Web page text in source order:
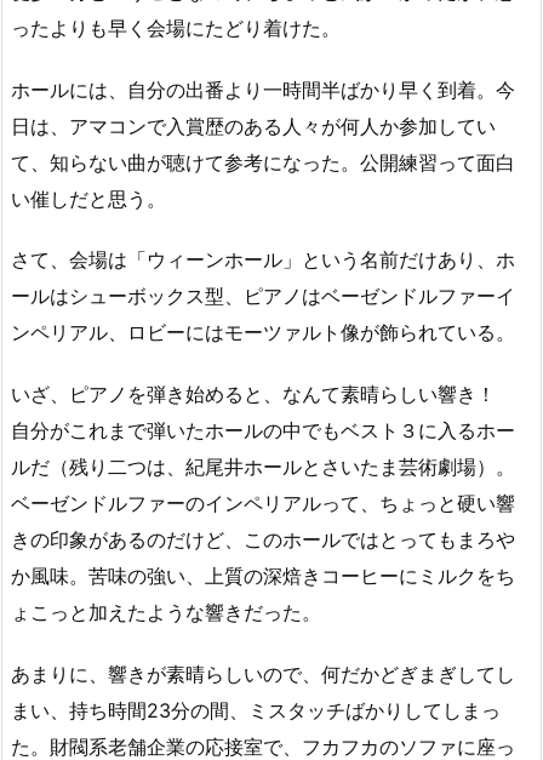
ったよりも早く会場にたどり着けた。
ホールには、自分の出番より一時間半ばかり早く到着。今
日は、アマコンで入賞歴のある人々が何人か参加してい
て、知らない曲が聴けて参考になった。公開練習って面白
い催しだと思う。
さて、会場は「ウィーンホール」という名前だけあり、ホ
ールはシューボックス型、ピアノはベーゼンドルファーイ
ンペリアル、ロビーにはモーツァルト像が飾られている。
いざ、ピアノを弾き始めると、なんて素晴らしい響き！
自分がこれまで弾いたホールの中でもベスト３に入るホー
ルだ（残り二つは、紀尾井ホールとさいたま芸術劇場）。
ベーゼンドルファーのインペリアルって、ちょっと硬い響
きの印象があるのだけど、このホールではとってもまろや
か風味。苦味の強い、上質の深焙きコーヒーにミルクをち
ょこっと加えたような響きだった。
あまりに、響きが素晴らしいので、何だかどぎまぎしてし
まい、持ち時間23分の間、ミスタッチばかりしてしまっ
た。財閥系老舗企業の応接室で、フカフカのソファに座っ